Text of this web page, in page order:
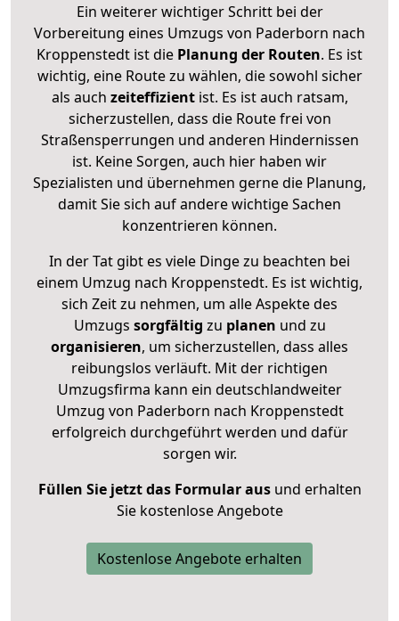
Ein weiterer wichtiger Schritt bei der
Vorbereitung eines Umzugs von Paderborn nach
Kroppenstedt ist die Planung der Routen. Es ist
wichtig, eine Route zu wählen, die sowohl sicher
als auch zeiteffizientist. Es ist auch ratsam,
sicherzustellen, dass die Route frei von
Straßensperrungen und anderen Hindernissen
ist. Keine Sorgen, auch hier haben wir
Spezialisten und übernehmen gerne die Planung,
damit Sie sich auf andere wichtige Sachen
konzentrieren können.
In der Tat gibt es viele Dinge zu beachten bei
einem Umzug nach Kroppenstedt. Es ist wichtig,
sich Zeit zu nehmen, um alle Aspekte des
Umzugs sorgfältig zu planen und zu
organisieren, um sicherzustellen, dass alles
reibungslos verläuft. Mit der richtigen
Umzugsfirma kann ein deutschlandweiter
Umzug von Paderborn nach Kroppenstedt
erfolgreich durchgeführt werden und dafür
sorgen wir.
Füllen Sie jetzt das Formular ausund erhalten
Sie kostenlose Angebote
Kostenlose Angebote erhalten